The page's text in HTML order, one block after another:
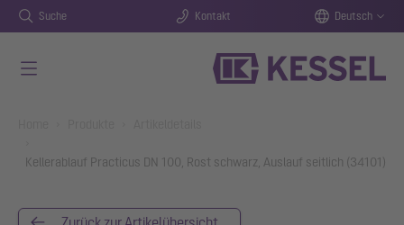
Suche Kontakt Deutsch
Kellerablauf Practicus DN 100, Rost schwarz, Auslauf seitlich (34101)